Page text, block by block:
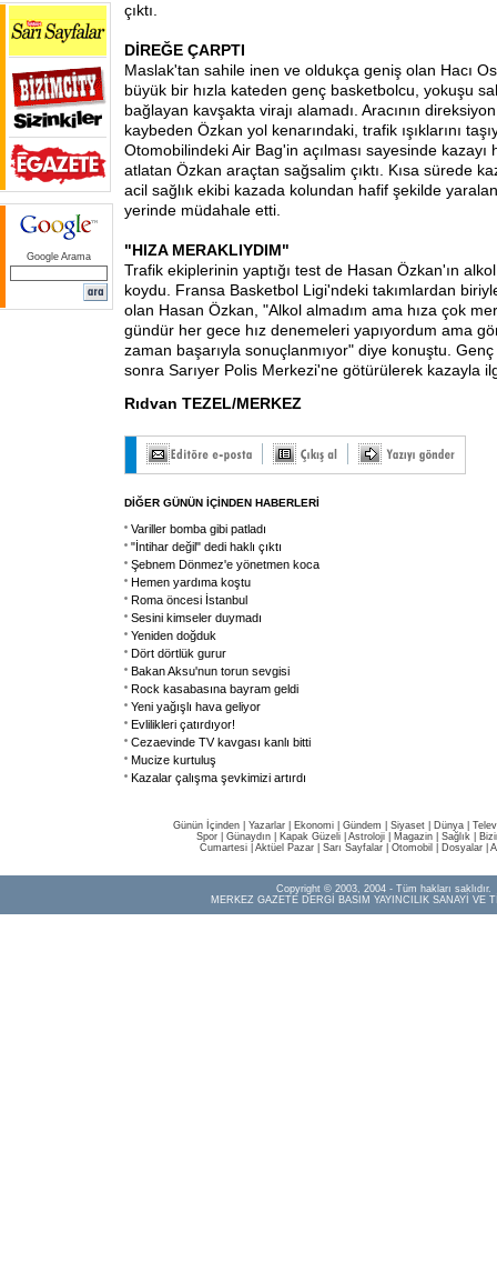
Google Arama
çıktı.
DİREĞE ÇARPTI
Maslak'tan sahile inen ve oldukça geniş olan Hacı
büyük bir hızla kateden genç basketbolcu, yokuşu
bağlayan kavşakta virajı alamadı. Aracının
kaybeden Özkan yol kenarındaki, trafik ışıklarını
Otomobilindeki Air Bag'in açılması sayesinde kazayı
atlatan Özkan araçtan sağsalim çıktı. Kısa sürede
acil sağlık ekibi kazada kolundan hafif şekilde
yerinde müdahale etti.
"HIZA MERAKLIYDIM"
Trafik ekiplerinin yaptığı test de Hasan Özkan'ın alkol
koydu. Fransa Basketbol Ligi'ndeki takımlardan
olan Hasan Özkan, "Alkol almadım ama hıza çok
gündür her gece hız denemeleri yapıyordum ama
zaman başarıyla sonuçlanmıyor" diye konuştu.
sonra Sarıyer Polis Merkezi'ne götürülerek kazayla
Rıdvan TEZEL/MERKEZ
DİĞER GÜNÜN İÇİNDEN HABERLERİ
Variller bomba gibi patladı
"İntihar değil" dedi haklı çıktı
Şebnem Dönmez'e yönetmen koca
Hemen yardıma koştu
Roma öncesi İstanbul
Sesini kimseler duymadı
Yeniden doğduk
Dört dörtlük gurur
Bakan Aksu'nun torun sevgisi
Rock kasabasına bayram geldi
Yeni yağışlı hava geliyor
Evlilikleri çatırdıyor!
Cezaevinde TV kavgası kanlı bitti
Mucize kurtuluş
Kazalar çalışma şevkimizi artırdı
Günün İçinden Yazarlar Ekonomi Gündem Siyaset Dünya |
Spor
Günaydın Kapak Güzeli Astroloji Magazin Sağlık
Cumartesi| Aktüel Pazar| Sarı Sayfalar| Otomobil Dosyalar|
Copyright © 2003, 2004 - Tüm hakları saklıdır.
MERKEZ GAZETE DERGİ BASIM YAYINCILIK SANAYİ VE